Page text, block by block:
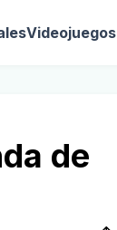
Videojuegos
de